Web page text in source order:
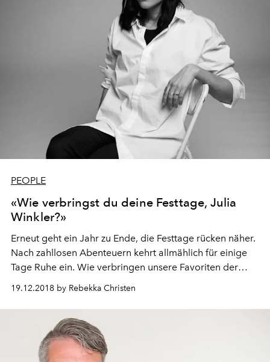
PEOPLE
«Wie verbringst du deine Festtage, Julia
Winkler?»
Erneut geht ein Jahr zu Ende, die Festtage rücken näher.
Nach zahllosen Abenteuern kehrt allmählich für einige
Tage Ruhe ein. Wie verbringen unsere Favoriten der
Schweizer Modewelt diese besondere Zeit? L’OFFICIEL
Schweiz hat nachgefragt. Diesmal bei Julia Winkler,
Inhaberin des Modelabels Studio Winkler.
19.12.2018 by Rebekka Christen